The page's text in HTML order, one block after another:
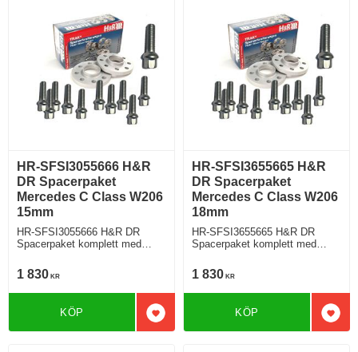
HR-SFSI3055666 H&R
DR Spacerpaket
Mercedes C Class W206
15mm
HR-SFSI3055666 H&R DR
Spacerpaket komplett med
Class W206 Tjocklek spacer
15mm
1 830 KR
Lägg till i favoriter
KÖP
HR-SFSI3655665 H&R
DR Spacerpaket
Mercedes C Class W206
18mm
HR-SFSI3655665 H&R DR
Spacerpaket komplett med
Class Typ W206 Tjocklek
spacer 18mm
1 830 KR
KÖP